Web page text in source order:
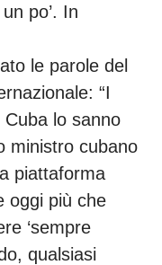
po’. In
le parole del
“I
lo sanno
ministro cubano
piattaforma
oggi più che
‘sempre
qualsiasi